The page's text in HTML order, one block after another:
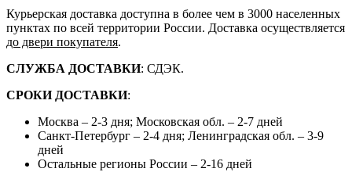
Курьерская доставка доступна в более чем в 3000 населенных
пунктах по всей территории России. Доставка осуществляется
до двери покупателя.
СЛУЖБА ДОСТАВКИ: СДЭК.
СРОКИ ДОСТАВКИ:
Москва – 2-3 дня; Московская обл. – 2-7 дней
Санкт-Петербург – 2-4 дня; Ленинградская обл. – 3-9
дней
Остальные регионы России – 2-16 дней